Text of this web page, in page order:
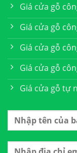
Giá cửa gỗ
Giá cửa gỗ
Giá cửa gỗ
Giá cửa gỗ
Giá cửa gỗ tự